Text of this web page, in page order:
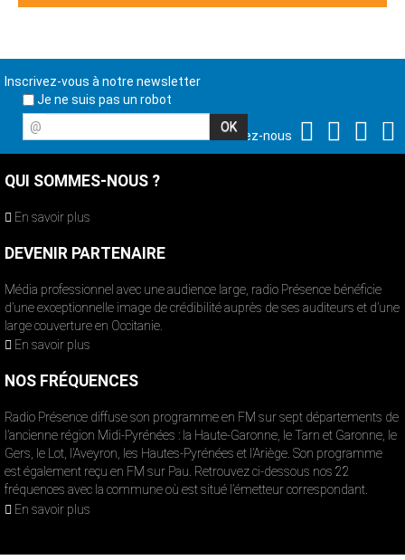
Inscrivez-vous à notre newsletter
Je ne suis pas un robot
@
Suivez-nous
QUI SOMMES-NOUS ?
En savoir plus
DEVENIR PARTENAIRE
Média professionnel avec une audience large, radio Présence bénéficie
d’une exceptionnelle image de crédibilité auprès de ses auditeurs et d’une
large couverture en Occitanie.
En savoir plus
NOS FRÉQUENCES
Radio Présence diffuse son programme en FM sur sept départements de
l’ancienne région Midi-Pyrénées : la Haute-Garonne, le Tarn et Garonne, le
Gers, le Lot, l’Aveyron, les Hautes-Pyrénées et l’Ariège. Son programme
est également reçu en FM sur Pau. Retrouvez ci-dessous nos 22
fréquences avec la commune où est situé l’émetteur correspondant.
En savoir plus